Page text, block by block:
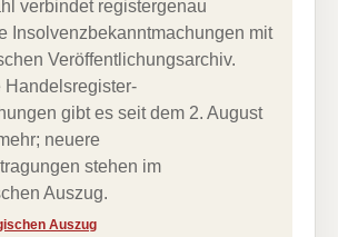
verbindet registergenau
Insolvenzbekanntmachungen mit
Veröffentlichungsarchiv.
Handelsregister-
gibt es seit dem 2. August
neuere
stehen im
Auszug.
Auszug